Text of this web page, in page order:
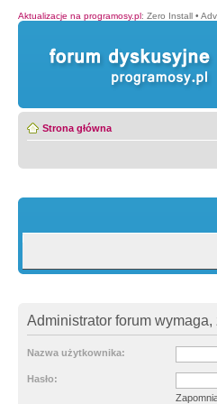
Aktualizacje na programosy.pl: Zero Install •
Strona główna
Administrator forum
Nazwa użytkownika:
Hasło: